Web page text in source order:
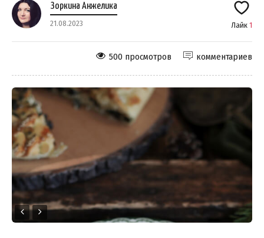
Зоркина Анжелика
21.08.2023 Лайк 1
комментариев
500 просмотров